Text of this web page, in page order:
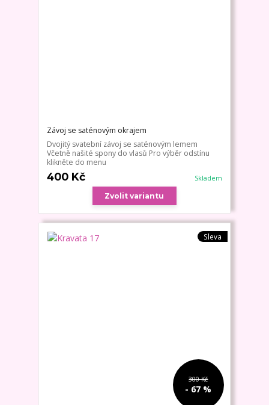
Závoj se saténovým okrajem
Dvojitý svatební závoj se saténovým lemem
Včetně našité spony do vlasů Pro výběr odstínu
klikněte do menu
400 Kč Skladem
Zvolit variantu
Sleva
300 Kč
- 67 %